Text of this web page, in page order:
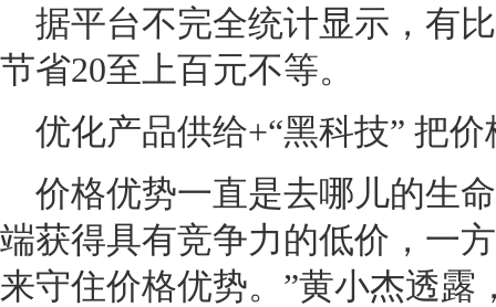
据平台不完全统计显示，有
节省20至上百元不等。
优化产品供给+“黑科技” 把
价格优势一直是去哪儿的生
端获得具有竞争力的低价，一
来守住价格优势。”黄小杰透